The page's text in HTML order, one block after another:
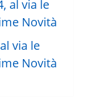
via le
Novità